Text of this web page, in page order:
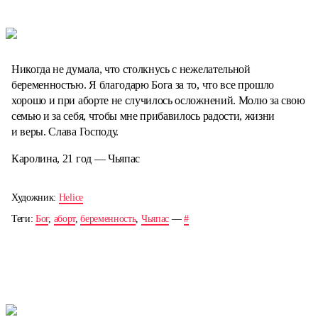
Никогда не думала, что столкнусь с нежелательной
беременностью. Я благодарю Бога за то, что все прошло
хорошо и при аборте не случилось осложнений. Молю за свою
семью и за себя, чтобы мне прибавилось радости, жизни
и веры. Слава Господу.
Каролина, 21 год — Чьяпас
Художник: Helice
Теги:Бог, аборт,беременность, Чьяпас— #